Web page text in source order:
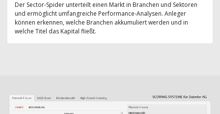
Der Sector-Spider unterteilt einen Markt in Branchen und Sektoren
und ermöglicht umfangreiche Performance-Analysen. Anleger
können erkennen, welche Branchen akkumuliert werden und in
welche Titel das Kapital fließt.